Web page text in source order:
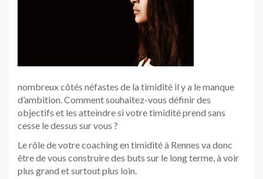
nombreux côtés néfastes de la timidité il y a le manque
d’ambition. Comment souhaitez-vous définir des
objectifs et les atteindre si votre timidité prend sans
cesse le dessus sur vous ?
Le rôle de votre coaching en timidité à Rennes va donc
être de vous construire des buts sur le long terme, à voir
plus grand et surtout plus loin.